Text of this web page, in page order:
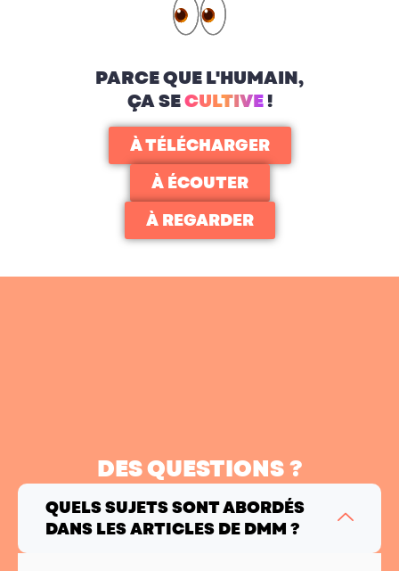
PARCE QUE L'HUMAIN,
ÇA SECULTIVE!
À TÉLÉCHARGER
À ÉCOUTER
À REGARDER
DES QUESTIONS ?
QUELS SUJETS SONT ABORDÉS
DANS LES ARTICLES DE DMM ?